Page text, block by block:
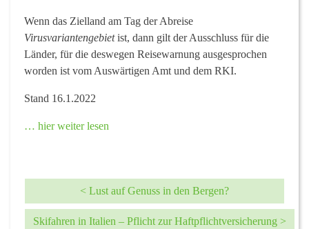
Wenn das Zielland am Tag der Abreise
Virusvariantengebietist, dann gilt der Ausschluss für die
Länder, für die deswegen Reisewarnung ausgesprochen
worden ist vom Auswärtigen Amt und dem RKI.
Stand 16.1.2022
… hier weiter lesen
< Lust auf Genuss in den Bergen?
Skifahren in Italien – Pflicht zur Haftpflichtversicherung >